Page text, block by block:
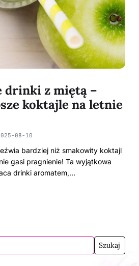
drinki z miętą –
koktajle na letnie
08-10
bardziej niż smakowity koktajl
gasi pragnienie! Ta wyjątkowa
drinki aromatem,…